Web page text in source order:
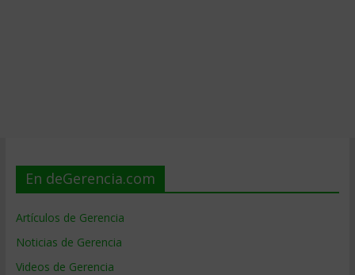
En deGerencia.com
Artículos de Gerencia
Noticias de Gerencia
Videos de Gerencia